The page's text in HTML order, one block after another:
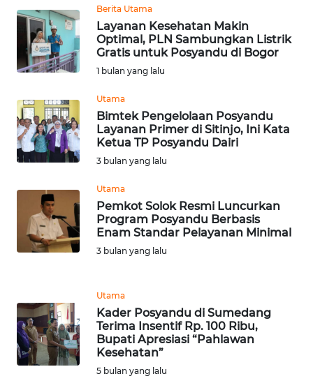
Berita Utama
Layanan Kesehatan Makin
Optimal, PLN Sambungkan Listrik
Gratis untuk Posyandu di Bogor
1 bulan yang lalu
Utama
Bimtek Pengelolaan Posyandu
Layanan Primer di Sitinjo, Ini Kata
Ketua TP Posyandu Dairi
3 bulan yang lalu
Utama
Pemkot Solok Resmi Luncurkan
Program Posyandu Berbasis
Enam Standar Pelayanan Minimal
3 bulan yang lalu
Utama
Kader Posyandu di Sumedang
Terima Insentif Rp. 100 Ribu,
Bupati Apresiasi “Pahlawan
Kesehatan”
5 bulan yang lalu
INDEKS
BERITA
KONTAK
KAMI
INFO
IKLAN
TENTANG
PEDOMAN
MEDIA
SIBER
KARIR
DISCLAIMER